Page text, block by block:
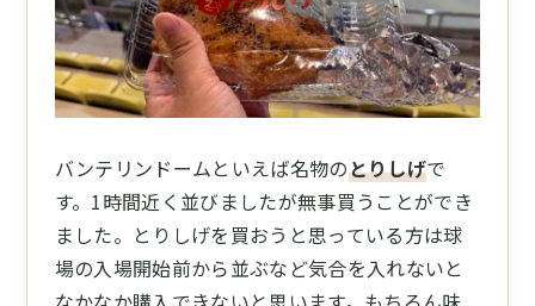
バンテリンドームといえば名物のとりしげで
す。1時間近く並びましたが無事買うことができ
ました。とりしげを買おうと思っている方は球
場の入場開始前から並ぶなど気合を入れないと